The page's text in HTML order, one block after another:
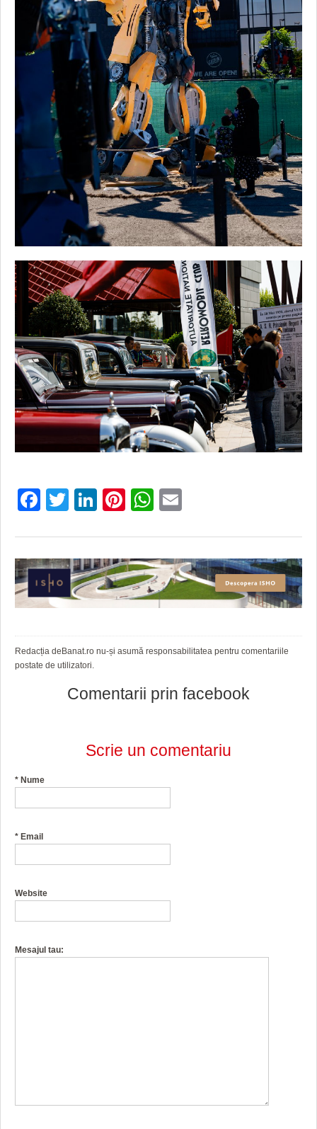
Facebook
Twitter
LinkedIn
Pinterest
WhatsApp
Redacția deBanat.ro nu-și asumă responsabilitatea pentru comentariile
postate de utilizatori.
Comentarii prin facebook
Scrie un comentariu
* Nume
* Email
Website
Mesajul tau: